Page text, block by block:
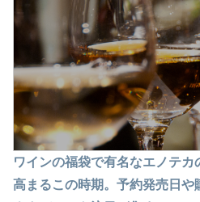
ワインの福袋で有名なエノテ
高まるこの時期。予約発売日